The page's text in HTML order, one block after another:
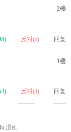
2楼
) 反对(6) 回复
1楼
) 反对(3) 回复
间漫画……